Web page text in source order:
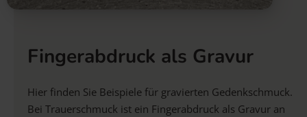
Fingerabdruck als Gravur
Hier finden Sie Beispiele für gravierten Gedenkschmuck.
Bei Trauerschmuck ist ein Fingerabdruck als Gravur an